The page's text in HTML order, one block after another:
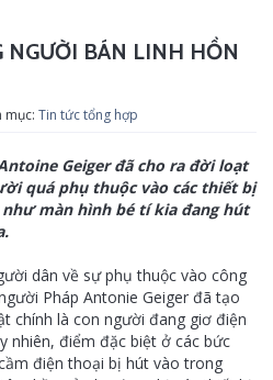
NGƯỜI BÁN LINH HỒN
mục: Tin tức tổng hợp
Geiger đã cho ra đời loạt
quá phụ thuộc vào các thiết bị
màn hình bé tí kia đang hút
dân về sự phụ thuộc vào công
Pháp Antonie Geiger đã tạo
chính là con người đang giơ điện
nhiên, điểm đặc biệt ở các bức
điện thoại bị hút vào trong